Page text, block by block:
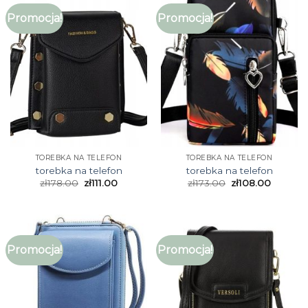
Promocja!
TOREBKA NA TELEFON
torebka na telefon
zł178.00 zł111.00
Promocja!
TOREBKA NA TELEFON
torebka na telefon
zł173.00 zł108.00
Promocja! Promocja!